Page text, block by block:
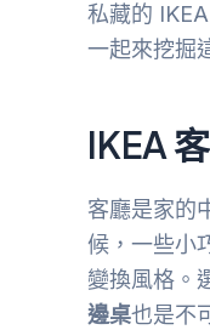
私藏的
一起來挖掘
IKEA
客廳是家的
候，一些小
變換風格。
邊桌也是不